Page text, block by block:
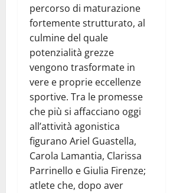
percorso di maturazione
fortemente strutturato, al
culmine del quale
potenzialità grezze
vengono trasformate in
vere e proprie eccellenze
sportive. Tra le promesse
che più si affacciano oggi
all’attività agonistica
figurano Ariel Guastella,
Carola Lamantia, Clarissa
Parrinello e Giulia Firenze;
atlete che, dopo aver